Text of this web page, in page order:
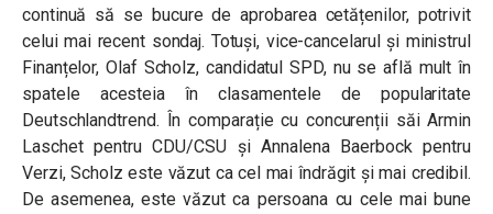
continuă să se bucure de aprobarea cetățenilor, potrivit
celui mai recent sondaj. Totuși, vice-cancelarul și ministrul
Finanțelor, Olaf Scholz, candidatul SPD, nu se află mult în
spatele acesteia în clasamentele de popularitate
Deutschlandtrend. În comparație cu concurenții săi Armin
Laschet pentru CDU/CSU și Annalena Baerbock pentru
Verzi, Scholz este văzut ca cel mai îndrăgit și mai credibil.
De asemenea, este văzut ca persoana cu cele mai bune